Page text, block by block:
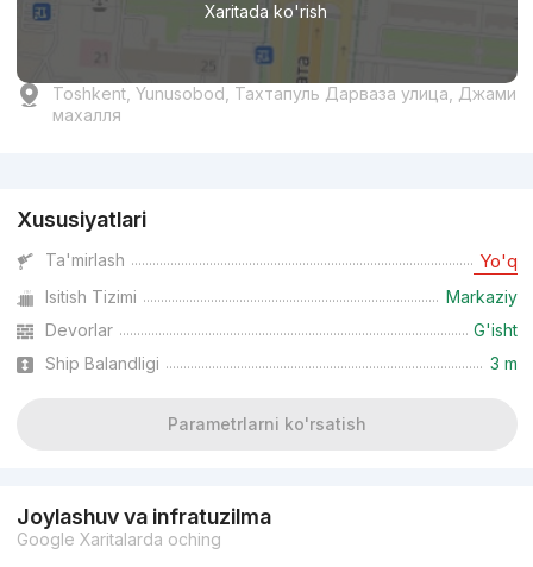
Xaritada ko'rish
Toshkent, Yunusobod, Тахтапуль Дарваза улица, Джами
махалля
Xususiyatlari
Ta'mirlash Yo'q
Isitish Tizimi
Markaziy
Devorlar
G'isht
Ship Balandligi
3 m
Parametrlarni ko'rsatish
Joylashuv va infratuzilma
Google Xaritalarda oching